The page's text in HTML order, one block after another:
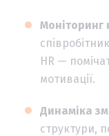
HR —
мотивації.
Динаміка
структури,